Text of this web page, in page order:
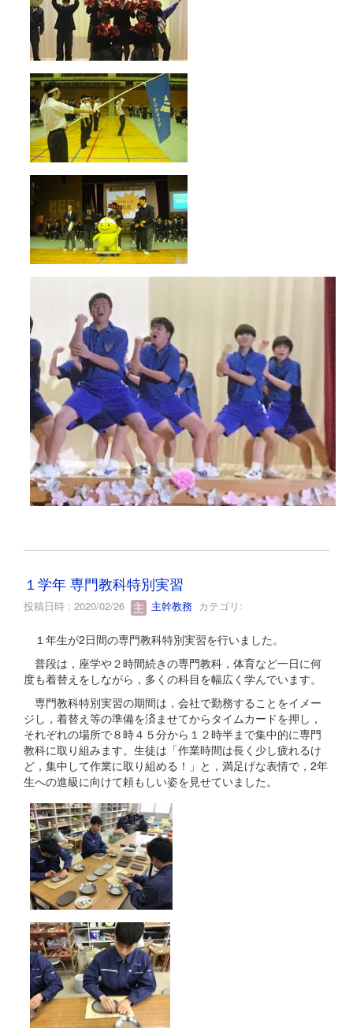
１学年 専門教科特別実習
投稿日時 : 2020/02/26 主幹教務 カテゴリ:
１年生が2日間の専門教科特別実習を行いました。
普段は，座学や２時間続きの専門教科，体育など一日に何
度も着替えをしながら，多くの科目を幅広く学んでいます。
専門教科特別実習の期間は，会社で勤務することをイメー
ジし，着替え等の準備を済ませてからタイムカードを押し，
それぞれの場所で８時４５分から１２時半まで集中的に専門
教科に取り組みます。生徒は「作業時間は長く少し疲れるけ
ど，集中して作業に取り組める！」と，満足げな表情で，2年
生への進級に向けて頼もしい姿を見せていました。